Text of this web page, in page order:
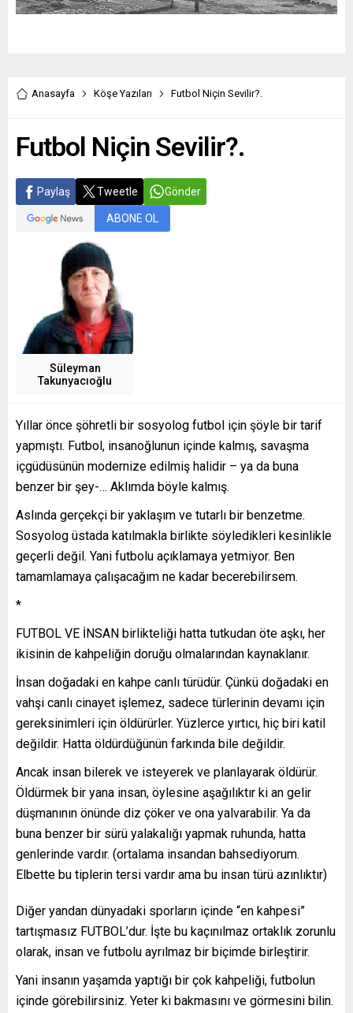
Anasayfa Köşe Yazıları Futbol Niçin Sevilir?.
Futbol Niçin Sevilir?.
Paylaş Tweetle Gönder
ABONE OL
Süleyman
Takunyacıoğlu
Yıllar önce şöhretli bir sosyolog futbol için şöyle bir tarif
yapmıştı. Futbol, insanoğlunun içinde kalmış, savaşma
içgüdüsünün modernize edilmiş halidir – ya da buna
benzer bir şey-… Aklımda böyle kalmış.
Aslında gerçekçi bir yaklaşım ve tutarlı bir benzetme.
Sosyolog üstada katılmakla birlikte söyledikleri kesinlikle
geçerli değil. Yani futbolu açıklamaya yetmiyor. Ben
tamamlamaya çalışacağım ne kadar becerebilirsem.
*
FUTBOL VE İNSAN birlikteliği hatta tutkudan öte aşkı, her
ikisinin de kahpeliğin doruğu olmalarından kaynaklanır.
İnsan doğadaki en kahpe canlı türüdür. Çünkü doğadaki en
vahşi canlı cinayet işlemez, sadece türlerinin devamı için
gereksinimleri için öldürürler. Yüzlerce yırtıcı, hiç biri katil
değildir. Hatta öldürdüğünün farkında bile değildir.
Ancak insan bilerek ve isteyerek ve planlayarak öldürür.
Öldürmek bir yana insan, öylesine aşağılıktır ki an gelir
düşmanının önünde diz çöker ve ona yalvarabilir. Ya da
buna benzer bir sürü yalakalığı yapmak ruhunda, hatta
genlerinde vardır. (ortalama insandan bahsediyorum.
Elbette bu tiplerin tersi vardır ama bu insan türü azınlıktır)
Diğer yandan dünyadaki sporların içinde “en kahpesi”
tartışmasız FUTBOL’dur. İşte bu kaçınılmaz ortaklık zorunlu
olarak, insan ve futbolu ayrılmaz bir biçimde birleştirir.
Yani insanın yaşamda yaptığı bir çok kahpeliği, futbolun
içinde görebilirsiniz. Yeter ki bakmasını ve görmesini bilin.